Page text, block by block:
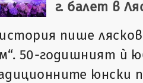
г. балет в
пише
50-годишният ѝ
юнски